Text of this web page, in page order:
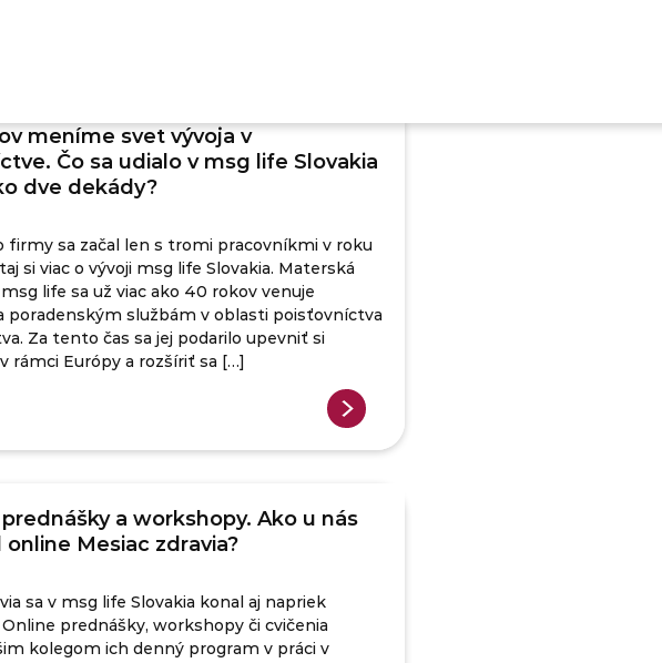
meníme svet vývoja v
Čo sa udialo v msg life Slovakia
dve dekády?
firmy sa začal len s tromi pracovníkmi v roku
si viac o vývoji msg life Slovakia. Materská
life sa už viac ako 40 rokov venuje
poradenským službám v oblasti poisťovníctva
Za tento čas sa jej podarilo upevniť si
rámci Európy a rozšíriť sa […]
a workshopy. Ako u nás
online Mesiac zdravia?
sa v msg life Slovakia konal aj napriek
prednášky, workshopy či cvičenia
kolegom ich denný program v práci v